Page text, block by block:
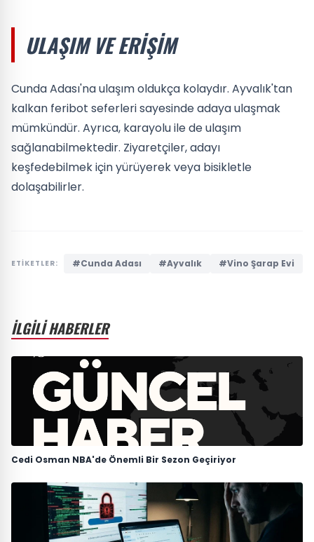
ULAŞIM VE ERIŞIM
Cunda Adası'na ulaşım oldukça kolaydır. Ayvalık'tan
kalkan feribot seferleri sayesinde adaya ulaşmak
mümkündür. Ayrıca, karayolu ile de ulaşım
sağlanabilmektedir. Ziyaretçiler, adayı
keşfedebilmek için yürüyerek veya bisikletle
dolaşabilirler.
ETİKETLER: #Cunda Adası #Ayvalık #Vino Şarap Evi
İLGİLİ HABERLER
Cedi Osman NBA'de Önemli Bir Sezon Geçiriyor